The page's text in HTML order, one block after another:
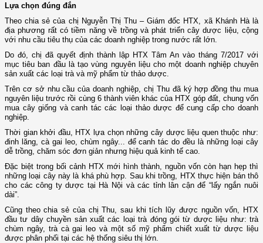
Lựa chọn đúng đắn
Theo chia sẻ của chị Nguyễn Thị Thu – Giám đốc HTX, xã Khánh Hà là
địa phương rất có tiềm năng về trồng và phát triển cây dược liệu, cộng
với nhu cầu tiêu thụ của các doanh nghiệp trong nước rất lớn.
Do đó, chị đã quyết định thành lập HTX Tâm An vào tháng 7/2017 với
mục tiêu ban đầu là tạo vùng nguyên liệu cho một doanh nghiệp chuyên
sản xuất các loại trà và mỹ phẩm từ thảo dược.
Trên cơ sở nhu cầu của doanh nghiệp, chị Thu đã ký hợp đồng thu mua
nguyên liệu trước rồi cùng 6 thành viên khác của HTX góp đất, chung vốn
mua cây giống và canh tác các loại thảo dược để cung cấp cho doanh
nghiệp.
Thời gian khởi đầu, HTX lựa chọn những cây dược liệu quen thuộc như:
đinh lăng, cà gai leo, chùm ngây... để canh tác do đều là những loại cây
dễ trồng, chăm sóc đơn giản nhưng hiệu quả kinh tế cao.
Đặc biệt trong bối cảnh HTX mới hình thành, nguồn vốn còn hạn hẹp thì
những loại cây này là khá phù hợp. Sau khi trồng, HTX thực hiện bán thô
cho các công ty dược tại Hà Nội và các tỉnh lân cận để “lấy ngắn nuôi
dài”.
Cũng theo chia sẻ của chị Thu, sau khi tích lũy được nguồn vốn, HTX
đầu tư dây chuyền sản xuất các loại trà đóng gói từ dược liệu như: trà
chùm ngây, trà cà gai leo và một số mỹ phẩm chiết xuất từ dược liệu
được phân phối tại các hệ thống siêu thị lớn.